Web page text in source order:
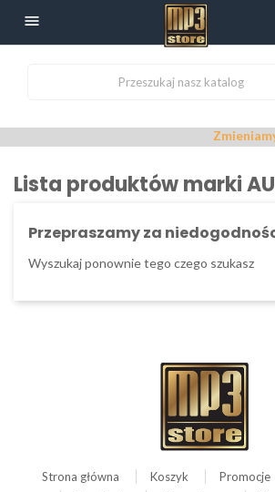

Lista produktów marki
Przepraszamy za
Wyszukaj ponownie tego czego szukasz
Strona główna Koszyk Promocje